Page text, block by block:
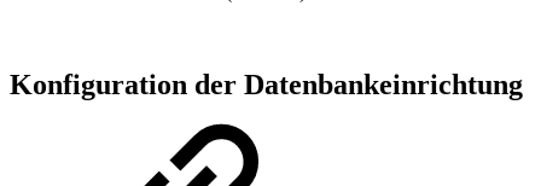
Konfiguration der Datenbankeinrichtung